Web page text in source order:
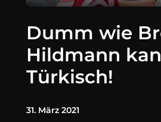
Dumm wie
Hildmann
Türkisch!
31. März 2021